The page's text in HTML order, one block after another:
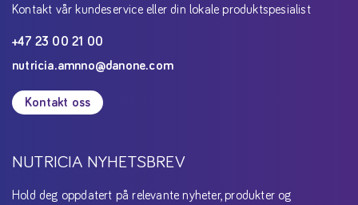
Kontakt vår kundeservice eller din lokale produktspesialist
+47 23 00 21 00
nutricia.amnno@danone.com
Kontakt oss
NUTRICIA NYHETSBREV
Hold deg oppdatert på relevante nyheter, produkter og